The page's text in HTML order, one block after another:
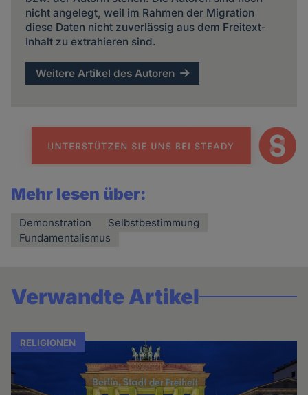
nicht angelegt, weil im Rahmen der Migration
diese Daten nicht zuverlässig aus dem Freitext-
Inhalt zu extrahieren sind.
Weitere Artikel des Autoren
Mehr lesen über:
Demonstration
Selbstbestimmung
Fundamentalismus
Verwandte Artikel
RELIGIONEN